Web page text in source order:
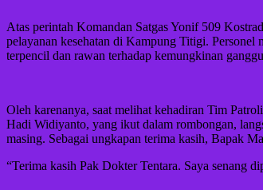
Atas perintah Komandan Satgas Yonif 509
pelayanan kesehatan di Kampung Titigi. Personel
terpencil dan rawan terhadap kemungkinan
Oleh karenanya, saat melihat kehadiran Tim
Hadi Widiyanto, yang ikut dalam rombongan,
masing. Sebagai ungkapan terima kasih, Bapak
“Terima kasih Pak Dokter Tentara. Saya senang